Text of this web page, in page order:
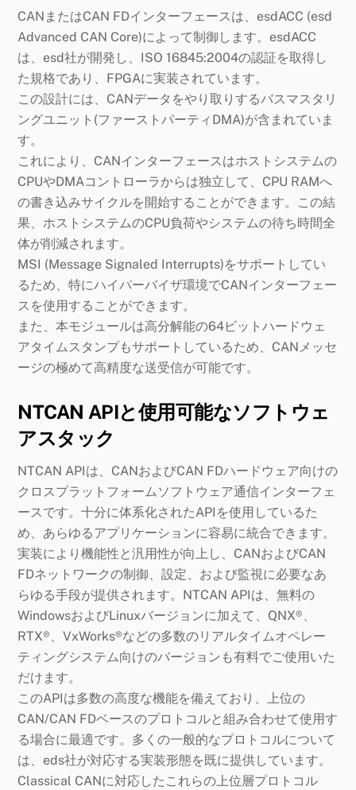
CANまたはCAN FDインターフェースは、esdACC (esd
Advanced CAN Core)によって制御します。esdACC
は、esd社が開発し、ISO 16845:2004の認証を取得し
た規格であり、FPGAに実装されています。
この設計には、CANデータをやり取りするバスマスタリ
ングユニット(ファーストパーティDMA)が含まれていま
す。
これにより、CANインターフェースはホストシステムの
CPUやDMAコントローラからは独立して、CPU RAMへ
の書き込みサイクルを開始することができます。この結
果、ホストシステムのCPU負荷やシステムの待ち時間全
体が削減されます。
MSI (Message Signaled Interrupts)をサポートしてい
るため、特にハイパーバイザ環境でCANインターフェー
スを使用することができます。
また、本モジュールは高分解能の64ビットハードウェ
アタイムスタンプもサポートしているため、CANメッセ
ージの極めて高精度な送受信が可能です。
NTCAN APIと使用可能なソフトウェ
アスタック
NTCAN APIは、CANおよびCAN FDハードウェア向けの
クロスプラットフォームソフトウェア通信インターフェ
ースです。十分に体系化されたAPIを使用しているた
め、あらゆるアプリケーションに容易に統合できます。
実装により機能性と汎用性が向上し、CANおよびCAN
FDネットワークの制御、設定、および監視に必要なあ
らゆる手段が提供されます。NTCAN APIは、無料の
WindowsおよびLinuxバージョンに加えて、QNX®、
RTX®、VxWorks®などの多数のリアルタイムオペレー
ティングシステム向けのバージョンも有料でご使用いた
だけます。
このAPIは多数の高度な機能を備えており、上位の
CAN/CAN FDベースのプロトコルと組み合わせて使用す
る場合に最適です。多くの一般的なプロトコルについて
は、eds社が対応する実装形態を既に提供しています。
Classical CANに対応したこれらの上位層プロトコル